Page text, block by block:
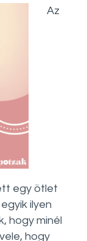
Az
egy ötlet
ilyen
hogy minél
hogy